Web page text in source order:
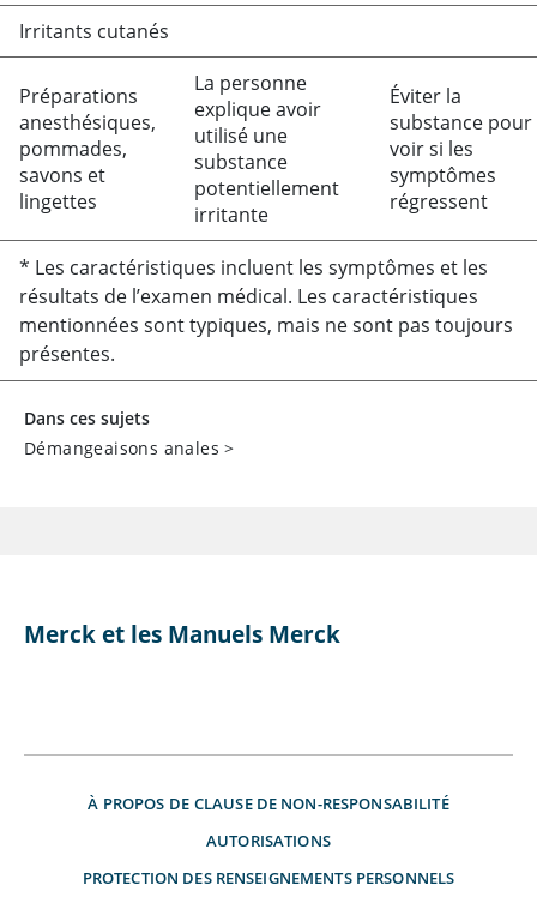
Irritants cutanés
Préparations
anesthésiques,
pommades,
savons et
lingettes
La personne
explique avoir
utilisé une
substance
potentiellement
irritante
Éviter la
substance pour
voir si les
symptômes
régressent
* Les caractéristiques incluent les symptômes et les
résultats de l’examen médical. Les caractéristiques
mentionnées sont typiques, mais ne sont pas toujours
présentes.
Dans ces sujets
Démangeaisons anales >
Merck et les Manuels Merck
À PROPOS DE CLAUSE DE NON-RESPONSABILITÉ
AUTORISATIONS
PROTECTION DES RENSEIGNEMENTS PERSONNELS